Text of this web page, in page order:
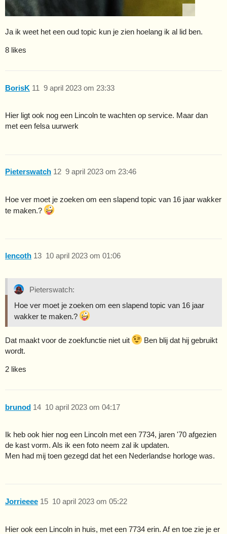
Ja ik weet het een oud topic kun je zien hoelang ik al lid ben.
8 likes
BorisK 9 april 2023 om 23:33
11
Hier ligt ook nog een Lincoln te wachten op service. Maar dan
met een felsa uurwerk
Pieterswatch 9 april 2023 om 23:46
12
Hoe ver moet je zoeken om een slapend topic van 16 jaar wakker
te maken.?
lencoth 10 april 2023 om 01:06
13
Pieterswatch:
Hoe ver moet je zoeken om een slapend topic van 16 jaar
wakker te maken.?
Dat maakt voor de zoekfunctie niet uit
Ben blij dat hij gebruikt
wordt.
2 likes
brunod 10 april 2023 om 04:17
14
Ik heb ook hier nog een Lincoln met een 7734, jaren '70 afgezien
de kast vorm. Als ik een foto neem zal ik updaten.
Men had mij toen gezegd dat het een Nederlandse horloge was.
Jorrieeee 10 april 2023 om 05:22
15
Hier ook een Lincoln in huis, met een 7734 erin. Af en toe zie je er